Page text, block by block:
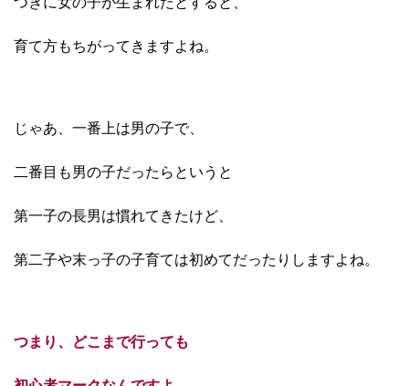
育て方もちがってきますよね。
じゃあ、一番上は男の子で、
二番目も男の子だったらというと
第一子の長男は慣れてきたけど、
第二子や末っ子の子育ては初めてだったりしますよね。
つまり、どこまで行っても